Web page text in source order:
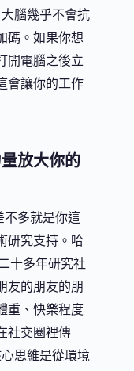
腦幾乎不會抗
碼。如果你想
開電腦之後立
會讓你的工作
放大你的
不多就是你這
研究支持。哈
十多年研究社
友的朋友的朋
重、快樂程度
社交圈裡傳
思維是從環境